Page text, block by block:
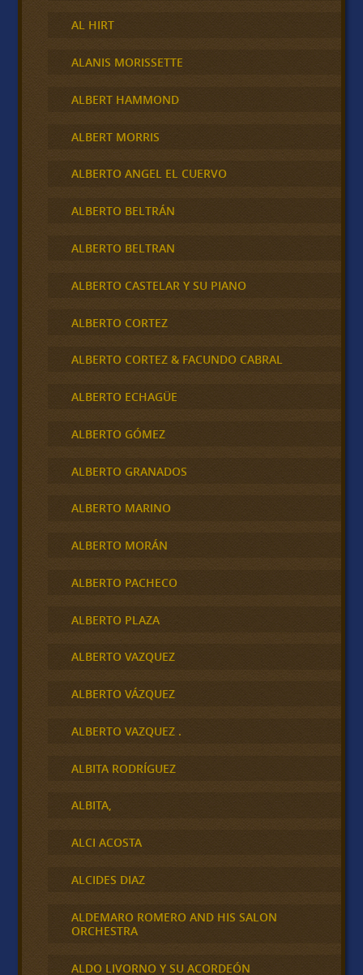
AL HIRT
ALANIS MORISSETTE
ALBERT HAMMOND
ALBERT MORRIS
ALBERTO ANGEL EL CUERVO
ALBERTO BELTRÁN
ALBERTO BELTRAN
ALBERTO CASTELAR Y SU PIANO
ALBERTO CORTEZ
ALBERTO CORTEZ & FACUNDO CABRAL
ALBERTO ECHAGÜE
ALBERTO GÓMEZ
ALBERTO GRANADOS
ALBERTO MARINO
ALBERTO MORÁN
ALBERTO PACHECO
ALBERTO PLAZA
ALBERTO VAZQUEZ
ALBERTO VÁZQUEZ
ALBERTO VAZQUEZ .
ALBITA RODRÍGUEZ
ALBITA,
ALCI ACOSTA
ALCIDES DIAZ
ALDEMARO ROMERO AND HIS SALON
ORCHESTRA
ALDO LIVORNO Y SU ACORDEÓN